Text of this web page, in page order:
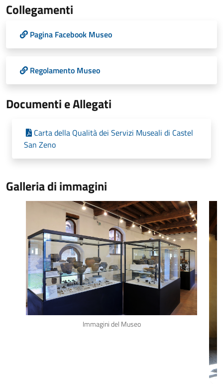
Collegamenti
Pagina Facebook Museo
Regolamento Museo
Documenti e Allegati
Carta della Qualità dei Servizi Museali di Castel
San Zeno
Galleria di immagini
Immagini del Museo